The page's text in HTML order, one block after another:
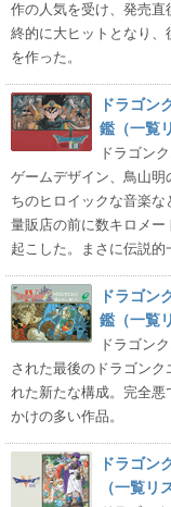
作の人気を受け、発売
終的に大ヒットとなり
を作った。
ドラゴン
鑑（一覧
ドラゴン
ゲームデザイン、鳥山
ちのヒロイックな音楽
量販店の前に数キロメー
起こした。まさに伝説的
ドラゴン
鑑（一覧
ドラゴン
された最後のドラゴン
れた新たな構成。完全
かけの多い作品。
ドラゴン
（一覧リ